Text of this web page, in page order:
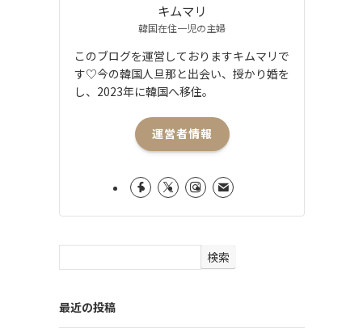
キムマリ
韓国在住一児の主婦
このブログを運営しておりますキムマリで
す♡今の韓国人旦那と出会い、授かり婚を
し、2023年に韓国へ移住。
運営者情報
検索
最近の投稿